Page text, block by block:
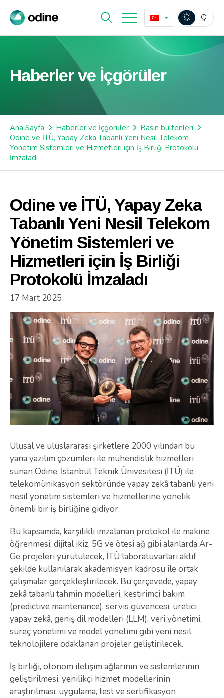
Haberler ve İçgörüler
Ana Sayfa Haberler ve İçgörüler
Basın bültenleri
Odine ve İTÜ, Yapay Zeka Tabanlı Yeni Nesil Telekom
Yönetim Sistemleri ve Hizmetleri için İş Birliği Protokolü
İmzaladı
Odine ve İTÜ, Yapay Zeka
Tabanlı Yeni Nesil Telekom
Yönetim Sistemleri ve
Hizmetleri için İş Birliği
Protokolü İmzaladı
17 Mart 2025
Ulusal ve uluslararası şirketlere 2000 yılından bu
yana yazılım çözümleri ile mühendislik hizmetleri
sunan Odine, İstanbul Teknik Ünivesitesi (İTÜ) ile
telekomünikasyon sektöründe yapay zekâ tabanlı yeni
nesil yönetim sistemleri ve hizmetlerine yönelik
önemli bir iş birliğine gidiyor.
Bu kapsamda, karşılıklı imzalanan protokol ile makine
öğrenmesi, dijital ikiz, 5G ve ötesi ağ gibi alanlarda Ar-
Ge projeleri yürütülecek, İTÜ laboratuvarları aktif
şekilde kullanılarak akademisyen kadrosu ile ortak
çalışmalar gerçekleştirilecek. Bu çerçevede, yapay
zekâ tabanlı tahmin modelleri, kestirimci bakım
(predictive maintenance), servis güvencesi, üretici
yapay zekâ, geniş dil modelleri (LLM), veri yönetimi,
süreç yönetimi ve model yönetimi gibi yeni nesil
teknolojilere odaklanan projeler geliştirilecek.
İş birliği, otonom iletişim ağlarının ve sistemlerinin
geliştirilmesi, yenilikçi hizmet modellerinin
araştırılması, uygulama, test ve sertifikasyon